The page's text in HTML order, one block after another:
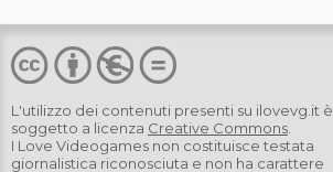
L'utilizzo dei contenuti presenti su ilovevg.it è
soggetto a licenza Creative Commons
I Love Videogames non costituisce testata
giornalistica riconosciuta e non ha carattere